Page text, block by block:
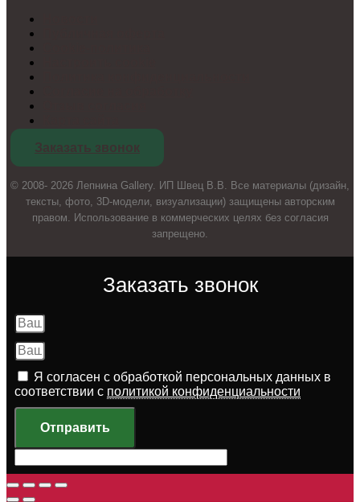
Заказать звонок
© 2008- 2026 Лепнина Gallery. ИП Швец В.В. Все материалы (дизайн,
тексты, фото, 3D-модели, визуализации) защищены авторским
правом. Использование в коммерческих целях без согласия
запрещено.
Заказать звонок
Я согласен с обработкой персональных данных в
соответствии с политикой конфиденциальности
Отправить